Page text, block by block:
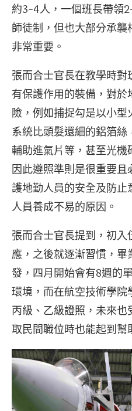
約3-4人，一個班長帶領
師徒制，但也大部分承
非常重要。
張而合士官長在教學時
有保護作用的裝備，對
險，例如捕捉勾是以小
系統比頭髮還細的鋁箔
輔助進氣片等，甚至光機
因此遵照準則是很重要
護地勤人員的安全及防
人員養成不易的原因。
張而合士官長提到，初
應，之後就逐漸習慣，
發，四月開始會有8週的
環境，而在航空技術學
丙級、乙級證照，未來
取民間職位時也能起到幫